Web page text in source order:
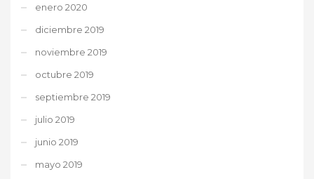
enero 2020
diciembre 2019
noviembre 2019
octubre 2019
septiembre 2019
julio 2019
junio 2019
mayo 2019